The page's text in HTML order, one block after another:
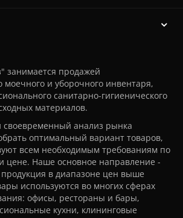
занимается продажей
моечного и уборочного инвентаря,
санитарно-гигиенического
материалов.
анализ рынка
оптимальный вариант товаров,
всем необходимым требованиям по
и цене. Наше основное направление -
в диапазоне цен выше
используются во многих сферах
офисы, рестораны и бары,
кухни, клининговые